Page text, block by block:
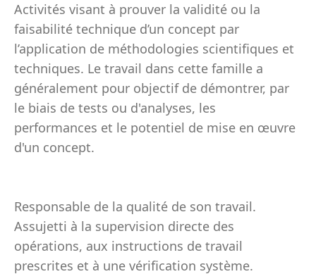
Activités visant à prouver la validité ou la
faisabilité technique d’un concept par
l’application de méthodologies scientifiques et
techniques. Le travail dans cette famille a
généralement pour objectif de démontrer, par
le biais de tests ou d'analyses, les
performances et le potentiel de mise en œuvre
d'un concept.
Responsable de la qualité de son travail.
Assujetti à la supervision directe des
opérations, aux instructions de travail
prescrites et à une vérification système.